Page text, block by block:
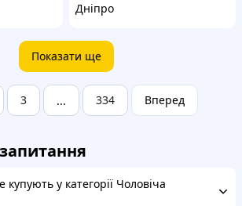
Дніпро
Показати ще
3 ... 334 Вперед
у категорії Чоловіча